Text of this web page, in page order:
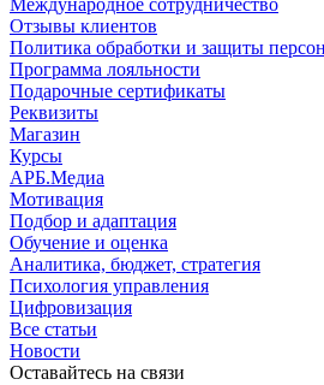
Международное сотрудничество
Отзывы клиентов
Политика обработки и защиты
Программа лояльности
Подарочные сертификаты
Реквизиты
Магазин
Курсы
АРБ.Медиа
Мотивация
Подбор и адаптация
Обучение и оценка
Аналитика, бюджет, стратегия
Психология управления
Цифровизация
Все статьи
Новости
Оставайтесь на связи